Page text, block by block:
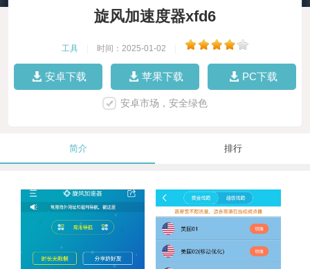
旋风加速度器xfd6
工具 时间：2025-01-02
安卓下载 苹果下载 PC下载
安卓市场，安全绿色
简介 排行